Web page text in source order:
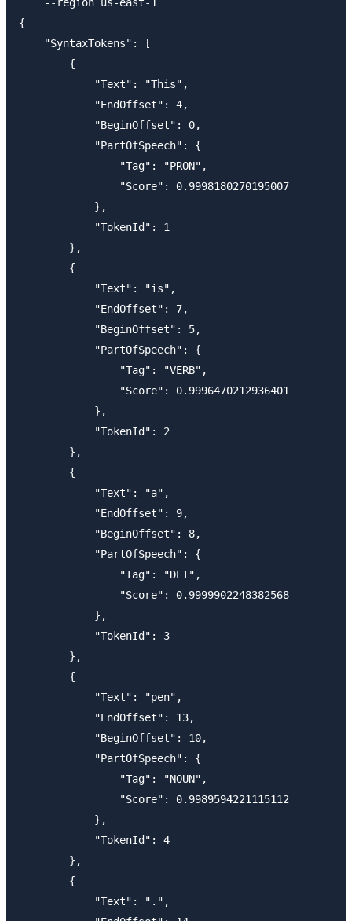
{
    "SyntaxTokens": [
        {
            "Text": "This",
            "EndOffset": 4,
            "BeginOffset": 0,
            "PartOfSpeech": {
                "Tag": "PRON",
                "Score": 0.9998180270195007
            },
            "TokenId": 1
        },
        {
            "Text": "is",
            "EndOffset": 7,
            "BeginOffset": 5,
            "PartOfSpeech": {
                "Tag": "VERB",
                "Score": 0.9996470212936401
            },
            "TokenId": 2
        },
        {
            "Text": "a",
            "EndOffset": 9,
            "BeginOffset": 8,
            "PartOfSpeech": {
                "Tag": "DET",
                "Score": 0.9999902248382568
            },
            "TokenId": 3
        },
        {
            "Text": "pen",
            "EndOffset": 13,
            "BeginOffset": 10,
            "PartOfSpeech": {
                "Tag": "NOUN",
                "Score": 0.9989594221115112
            },
            "TokenId": 4
        },
        {
            "Text": ".",